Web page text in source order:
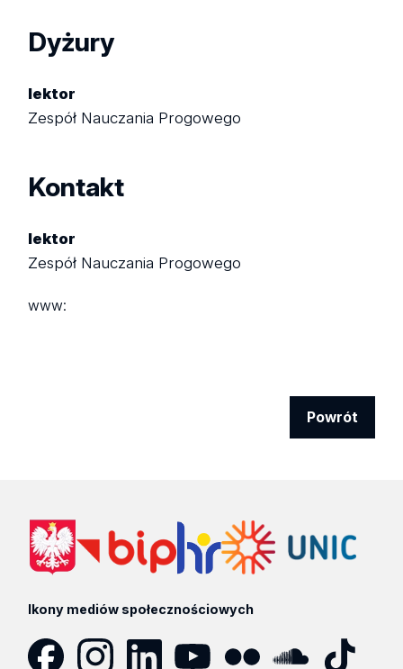
Dyżury
lektor
Zespół Nauczania Progowego
Kontakt
lektor
Zespół Nauczania Progowego
www:
Powrót
Ikony mediów społecznościowych